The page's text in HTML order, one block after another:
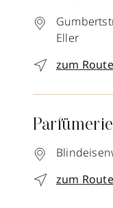
Eller
zum
zum